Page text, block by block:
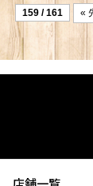
159 / 161 «